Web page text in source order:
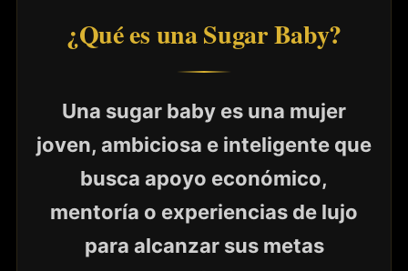
¿Qué es una Sugar Baby?
Una sugar baby es una mujer
joven, ambiciosa e inteligente que
busca apoyo económico,
mentoría o experiencias de lujo
para alcanzar sus metas